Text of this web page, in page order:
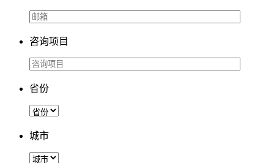
咨询项目
省份
城市